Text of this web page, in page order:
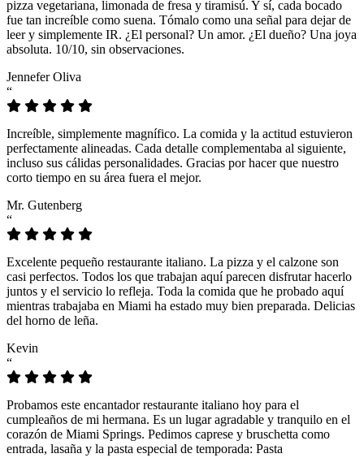
pizza vegetariana, limonada de fresa y tiramisú. Y sí, cada bocado
fue tan increíble como suena. Tómalo como una señal para dejar de
leer y simplemente IR. ¿El personal? Un amor. ¿El dueño? Una joya
absoluta. 10/10, sin observaciones.
Jennefer Oliva
“
Increíble, simplemente magnífico. La comida y la actitud estuvieron
perfectamente alineadas. Cada detalle complementaba al siguiente,
incluso sus cálidas personalidades. Gracias por hacer que nuestro
corto tiempo en su área fuera el mejor.
Mr. Gutenberg
“
Excelente pequeño restaurante italiano. La pizza y el calzone son
casi perfectos. Todos los que trabajan aquí parecen disfrutar hacerlo
juntos y el servicio lo refleja. Toda la comida que he probado aquí
mientras trabajaba en Miami ha estado muy bien preparada. Delicias
del horno de leña.
Kevin
“
Probamos este encantador restaurante italiano hoy para el
cumpleaños de mi hermana. Es un lugar agradable y tranquilo en el
corazón de Miami Springs. Pedimos caprese y bruschetta como
entrada, lasaña y la pasta especial de temporada: Pasta